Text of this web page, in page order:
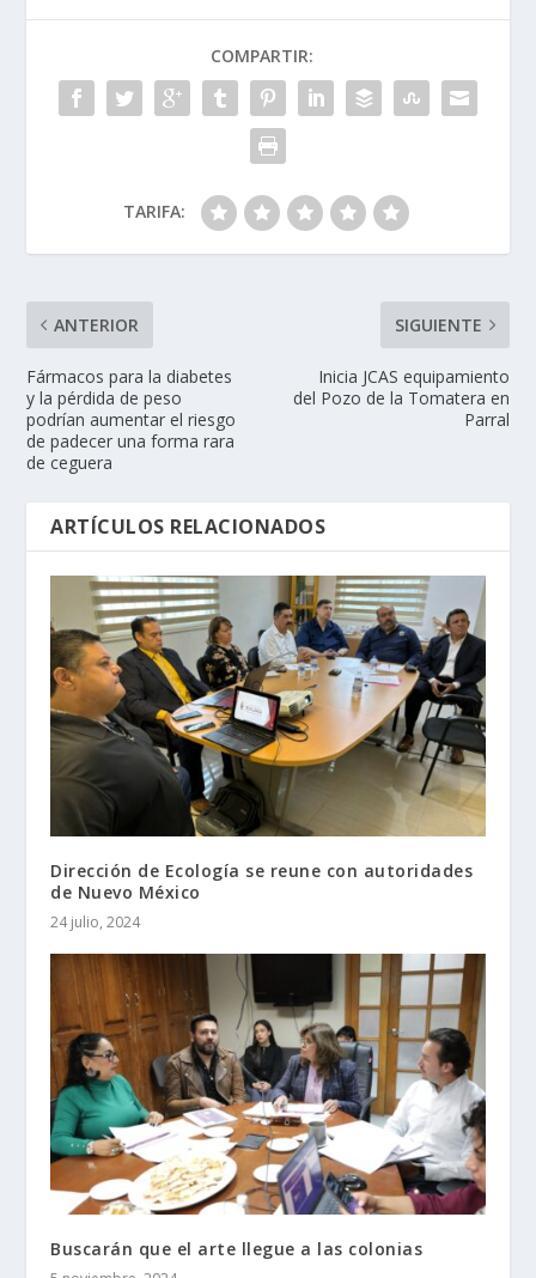
COMPARTIR:
TARIFA:
ANTERIOR
Fármacos para la diabetes
y la pérdida de peso
podrían aumentar el riesgo
de padecer una forma rara
de ceguera
SIGUIENTE
Inicia JCAS equipamiento
del Pozo de la Tomatera en
Parral
ARTÍCULOS RELACIONADOS
Dirección de Ecología se reune con autoridades
de Nuevo México
24 julio, 2024
Buscarán que el arte llegue a las colonias